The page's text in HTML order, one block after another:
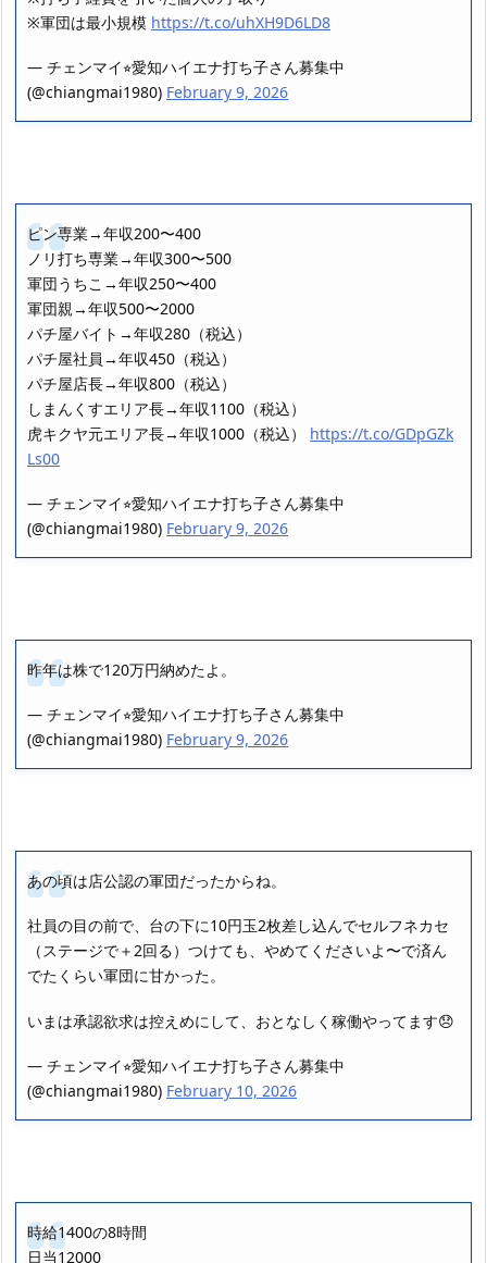
※軍団は最小規模 https://t.co/uhXH9D6LD8
— チェンマイ⭐︎愛知ハイエナ打ち子さん募集中
(@chiangmai1980) February 9, 2026
ピン専業→年収200〜400
ノリ打ち専業→年収300〜500
軍団うちこ→年収250〜400
軍団親→年収500〜2000
パチ屋バイト→年収280（税込）
パチ屋社員→年収450（税込）
パチ屋店長→年収800（税込）
しまんくすエリア長→年収1100（税込）
虎キクヤ元エリア長→年収1000（税込） https://t.co/GDpGZk
Ls00
— チェンマイ⭐︎愛知ハイエナ打ち子さん募集中
(@chiangmai1980) February 9, 2026
昨年は株で120万円納めたよ。
— チェンマイ⭐︎愛知ハイエナ打ち子さん募集中
(@chiangmai1980) February 9, 2026
あの頃は店公認の軍団だったからね。
社員の目の前で、台の下に10円玉2枚差し込んでセルフネカセ
（ステージで＋2回る）つけても、やめてくださいよ〜で済ん
でたくらい軍団に甘かった。
いまは承認欲求は控えめにして、おとなしく稼働やってます😞
— チェンマイ⭐︎愛知ハイエナ打ち子さん募集中
(@chiangmai1980) February 10, 2026
時給1400の8時間
日当12000